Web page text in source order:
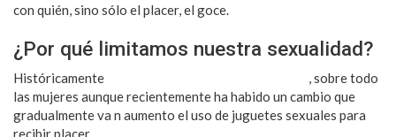
con quién, sino sólo el placer, el goce.
¿Por qué limitamos nuestra sexualidad?
Históricamente
, sobre todo
las mujeres aunque recientemente ha habido un cambio que
gradualmente va n aumento el uso de juguetes sexuales para
recibir placer.